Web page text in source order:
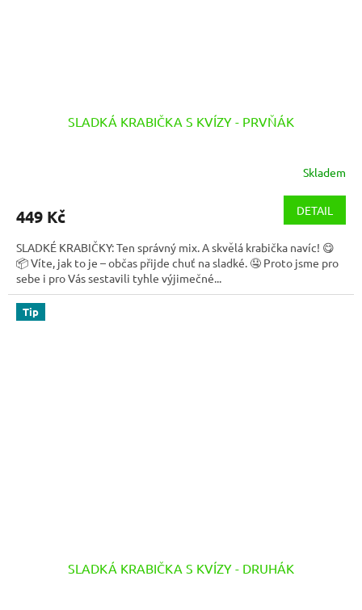
SLADKÁ KRABIČKA S KVÍZY - PRVŇÁK
Skladem
449 Kč DETAIL
SLADKÉ KRABIČKY: Ten správný mix. A skvělá krabička navíc! 😋
📦 Víte, jak to je – občas přijde chuť na sladké. 🤤 Proto jsme pro
sebe i pro Vás sestavili tyhle výjimečné...
Tip
SLADKÁ KRABIČKA S KVÍZY - DRUHÁK